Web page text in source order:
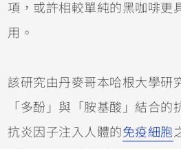
項，或許相較單純的黑咖啡更
用。
該研究由丹麥哥本哈根大學研
「多酚」與「胺基酸」結合的
抗炎因子注入人體的免疫細胞